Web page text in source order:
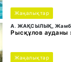
Жаңалықтар
А. ЖАҚСЫЛЫҚ,
Рысқұлов ауданы
Жаңалықтар